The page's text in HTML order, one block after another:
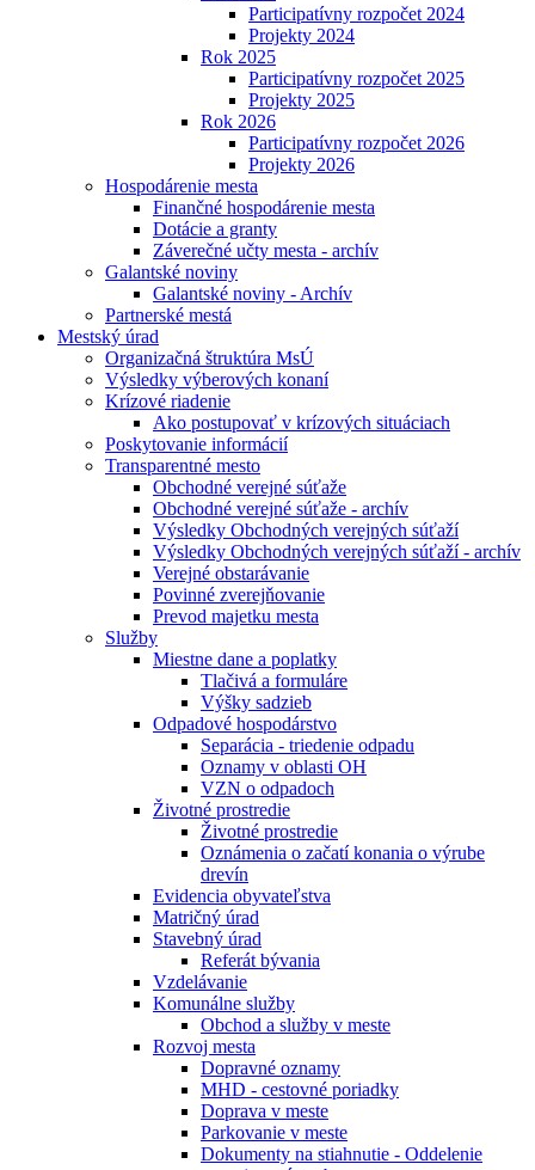
Participatívny rozpočet 2024
Projekty 2024
Rok 2025
Participatívny rozpočet 2025
Projekty 2025
Rok 2026
Participatívny rozpočet 2026
Projekty 2026
Hospodárenie mesta
Finančné hospodárenie mesta
Dotácie a granty
Záverečné učty mesta - archív
Galantské noviny
Galantské noviny - Archív
Partnerské mestá
Mestský úrad
Organizačná štruktúra MsÚ
Výsledky výberových konaní
Krízové riadenie
Ako postupovať v krízových situáciach
Poskytovanie informácií
Transparentné mesto
Obchodné verejné súťaže
Obchodné verejné súťaže - archív
Výsledky Obchodných verejných súťaží
Výsledky Obchodných verejných súťaží - archív
Verejné obstarávanie
Povinné zverejňovanie
Prevod majetku mesta
Služby
Miestne dane a poplatky
Tlačivá a formuláre
Výšky sadzieb
Odpadové hospodárstvo
Separácia - triedenie odpadu
Oznamy v oblasti OH
VZN o odpadoch
Životné prostredie
Životné prostredie
Oznámenia o začatí konania o výrube
drevín
Evidencia obyvateľstva
Matričný úrad
Stavebný úrad
Referát bývania
Vzdelávanie
Komunálne služby
Obchod a služby v meste
Rozvoj mesta
Dopravné oznamy
MHD - cestovné poriadky
Doprava v meste
Parkovanie v meste
Dokumenty na stiahnutie - Oddelenie